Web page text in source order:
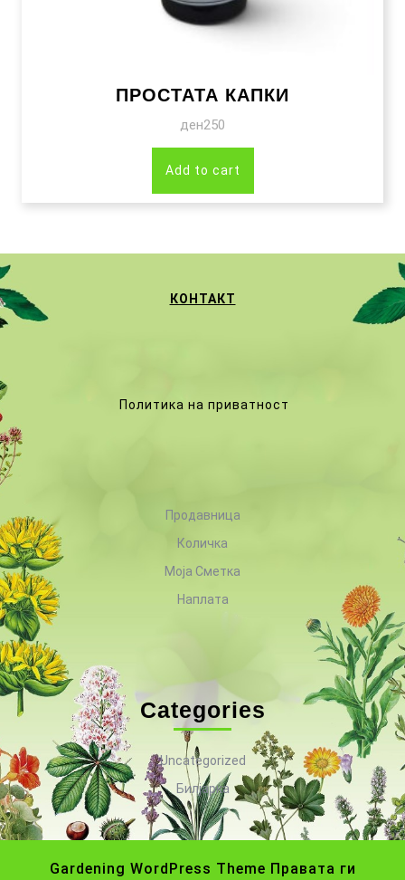
ПРОСТАТА КАПКИ
ден250
Add to cart
КОНТАКТ
Политика на приватност
Продавница
Количка
Моја Сметка
Наплата
Categories
Uncategorized
Билјарка
Gardening WordPress Theme Правата ги